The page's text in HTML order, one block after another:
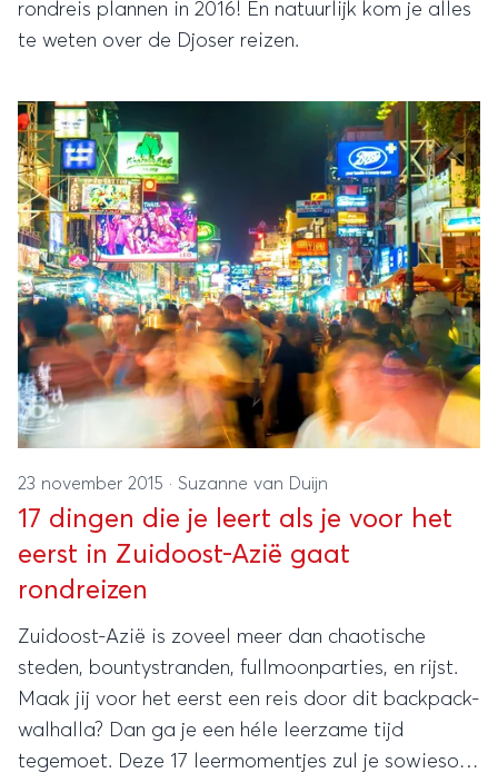
rondreis plannen in 2016! En natuurlijk kom je alles
te weten over de Djoser reizen.
23 november 2015 · Suzanne van Duijn
17 dingen die je leert als je voor het
eerst in Zuidoost-Azië gaat
rondreizen
Zuidoost-Azië is zoveel meer dan chaotische
steden, bountystranden, fullmoonparties, en rijst.
Maak jij voor het eerst een reis door dit backpack-
walhalla? Dan ga je een héle leerzame tijd
tegemoet. Deze 17 leermomentjes zul je sowieso